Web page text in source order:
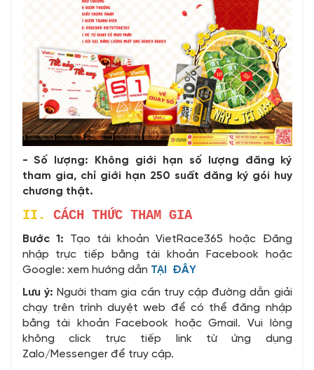
- Số lượng: Không giới hạn số lượng đăng ký
tham gia, chỉ giới hạn 250 suất đăng ký gói huy
chương thật.
II. CÁCH THỨC THAM GIA
Bước 1: Tạo tài khoản VietRace365 hoặc Đăng
nhập trực tiếp bằng tài khoản Facebook hoặc
Google: xem hướng dẫn TẠI ĐÂY
Lưu ý: Người tham gia cần truy cập đường dẫn giải
chạy trên trình duyệt web để có thể đăng nhập
bằng tài khoản Facebook hoặc Gmail. Vui lòng
không click trực tiếp link từ ứng dụng
Zalo/Messenger để truy cập.